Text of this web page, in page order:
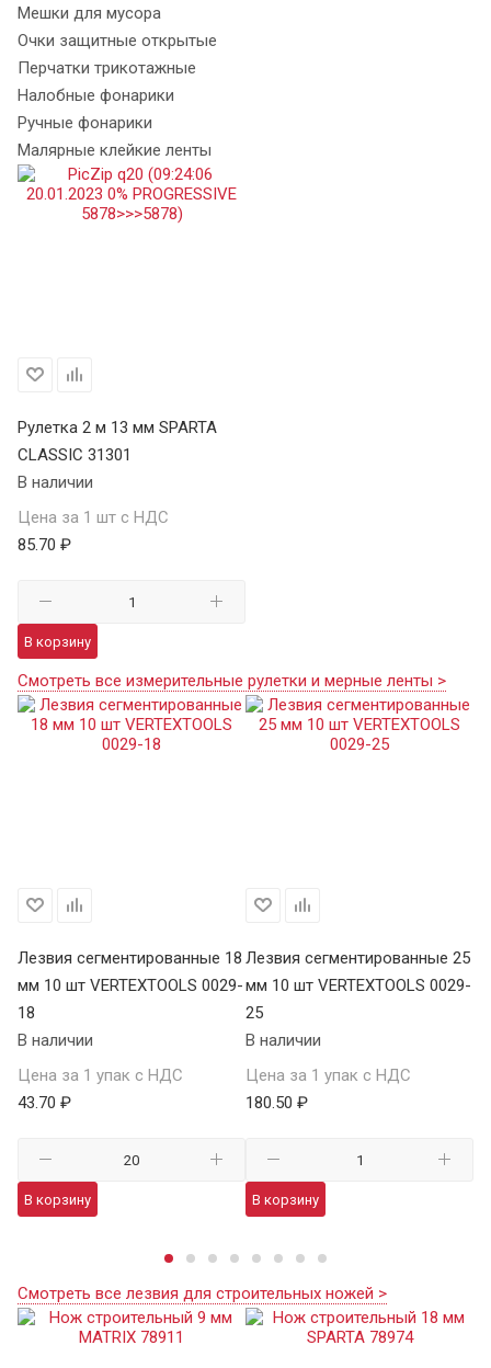
Мешки для мусора
Очки защитные открытые
Перчатки трикотажные
Налобные фонарики
Ручные фонарики
Малярные клейкие ленты
Рулетка 2 м 13 мм SPARTA
CLASSIC 31301
В наличии
Цена за 1 шт с НДС
85.70 ₽
В корзину
Смотреть все измерительные рулетки и мерные ленты >
Лезвия сегментированные 18
мм 10 шт VERTEXTOOLS 0029-
18
В наличии
Цена за 1 упак с НДС
43.70 ₽
В корзину
Лезвия сегментированные 25
мм 10 шт VERTEXTOOLS 0029-
25
В наличии
Цена за 1 упак с НДС
180.50 ₽
В корзину
Смотреть все лезвия для строительных ножей >